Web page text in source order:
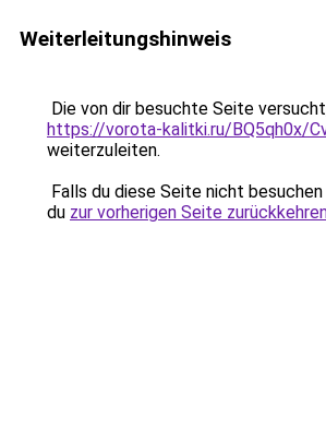
Weiterleitungshinweis
Die von dir besuchte Seite
https://vorota-kalitki.ru/BQ5qh0x/
weiterzuleiten.
Falls du diese Seite nicht
du zur vorherigen Seite